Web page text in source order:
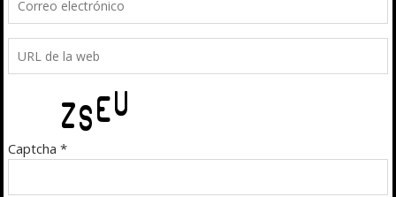
Captcha *